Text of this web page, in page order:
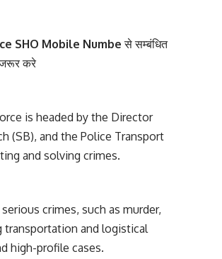
SHO Mobile Numbe से सम्बंधित
करे
is headed by the Director
(SB), and the Police Transport
and solving crimes.
crimes, such as murder,
transportation and logistical
high-profile cases.